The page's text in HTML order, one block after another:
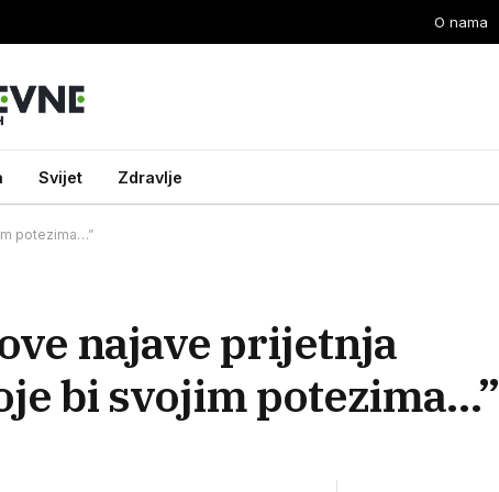
O nama
Svijet Zdravlje
potezima…”
najave prijetnja
bi svojim potezima…”